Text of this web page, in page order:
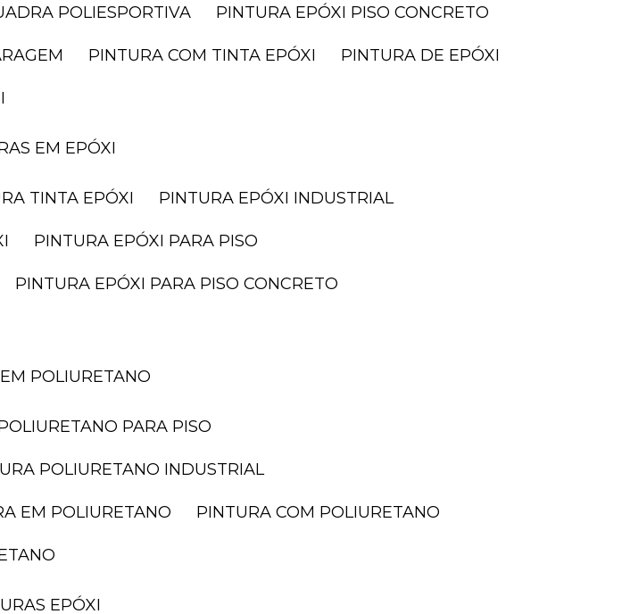
POLIESPORTIVA PINTURA EPÓXI PISO CONCRETO
PINTURA COM TINTA EPÓXI PINTURA DE EPÓXI
EM EPÓXI
TINTA EPÓXI PINTURA EPÓXI INDUSTRIAL
PINTURA EPÓXI PARA PISO
PINTURA EPÓXI PARA PISO CONCRETO
EM POLIURETANO
PARA PISO
POLIURETANO INDUSTRIAL
EM POLIURETANO PINTURA COM POLIURETANO
EPÓXI